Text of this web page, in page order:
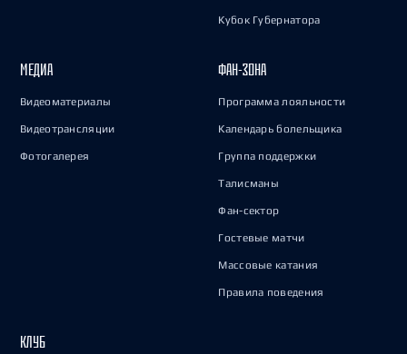
Кубок Губернатора
МЕДИА
Видеоматериалы
Видеотрансляции
Фотогалерея
ФАН-ЗОНА
Программа лояльности
Календарь болельщика
Группа поддержки
Талисманы
Фан-сектор
Гостевые матчи
Массовые катания
Правила поведения
КЛУБ